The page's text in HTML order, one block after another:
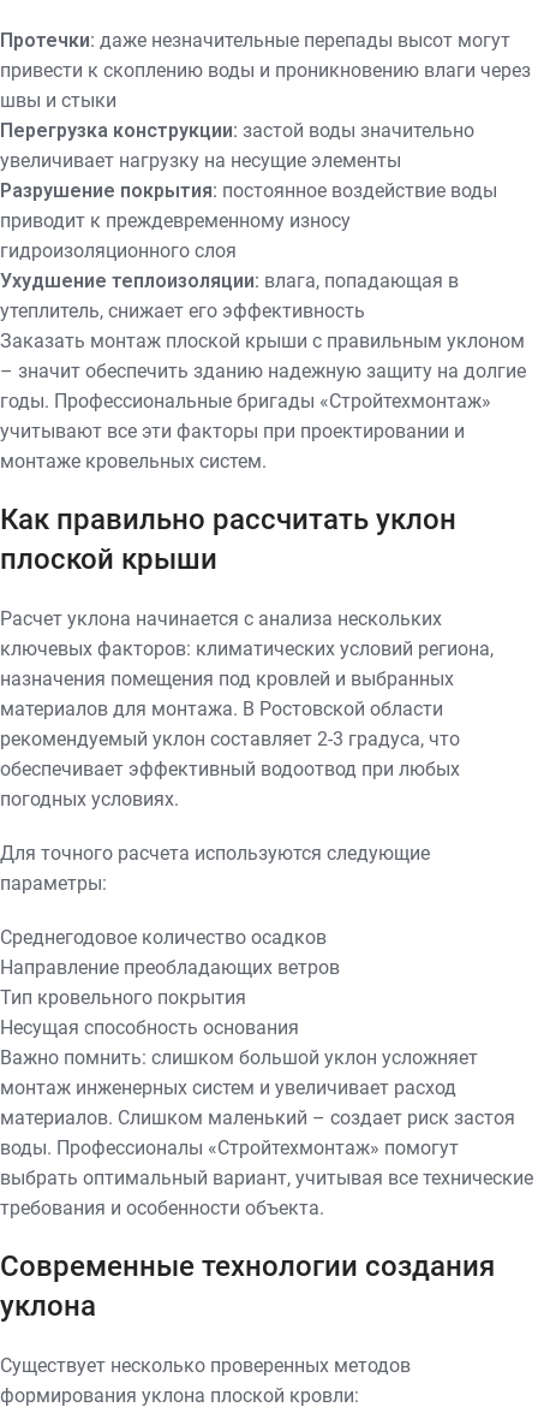
Протечки: даже незначительные перепады высот могут
привести к скоплению воды и проникновению влаги через
швы и стыки
Перегрузка конструкции: застой воды значительно
увеличивает нагрузку на несущие элементы
Разрушение покрытия: постоянное воздействие воды
приводит к преждевременному износу
гидроизоляционного слоя
Ухудшение теплоизоляции: влага, попадающая в
утеплитель, снижает его эффективность
Заказать монтаж плоской крыши с правильным уклоном
– значит обеспечить зданию надежную защиту на долгие
годы. Профессиональные бригады «Стройтехмонтаж»
учитывают все эти факторы при проектировании и
монтаже кровельных систем.
Как правильно рассчитать уклон
плоской крыши
Расчет уклона начинается с анализа нескольких
ключевых факторов: климатических условий региона,
назначения помещения под кровлей и выбранных
материалов для монтажа. В Ростовской области
рекомендуемый уклон составляет 2-3 градуса, что
обеспечивает эффективный водоотвод при любых
погодных условиях.
Для точного расчета используются следующие
параметры:
Среднегодовое количество осадков
Направление преобладающих ветров
Тип кровельного покрытия
Несущая способность основания
Важно помнить: слишком большой уклон усложняет
монтаж инженерных систем и увеличивает расход
материалов. Слишком маленький – создает риск застоя
воды. Профессионалы «Стройтехмонтаж» помогут
выбрать оптимальный вариант, учитывая все технические
требования и особенности объекта.
Современные технологии создания
уклона
Существует несколько проверенных методов
формирования уклона плоской кровли: